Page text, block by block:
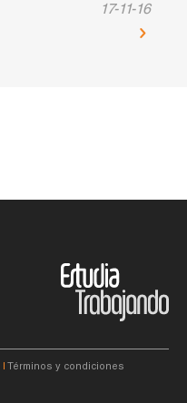
17-11-16
Términos y condiciones